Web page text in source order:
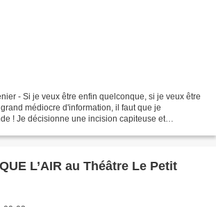
- Si je veux être enfin quelconque, si je veux être
médiocre d'information, il faut que je
! Je décisionne une incision capiteuse et
L’AIR au Théâtre Le Petit